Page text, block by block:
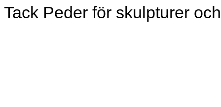
Tack Peder för skulpturer